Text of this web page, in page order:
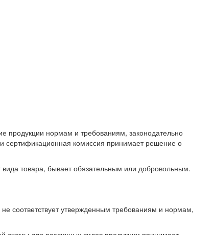
продукции нормам и требованиям, законодательно
сертификационная комиссия принимает решение о
вида товара, бывает обязательным или добровольным.
соответствует утвержденным требованиям и нормам,